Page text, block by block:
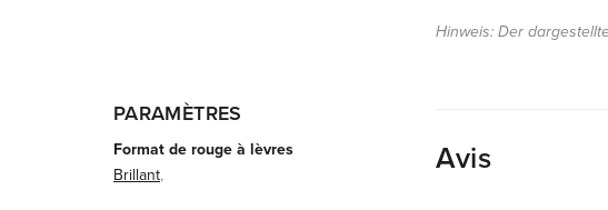
PARAMÈTRES
Format de rouge à lèvres
Brillant,
Hinweis: Der
Avis